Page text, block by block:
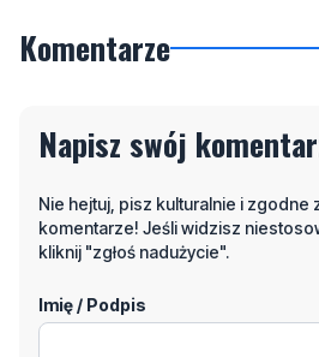
Napisz swój
komentarze! Jeśli widzisz
kliknij "zgłoś nadużycie".
Imię / Podpis
Odpowiedz